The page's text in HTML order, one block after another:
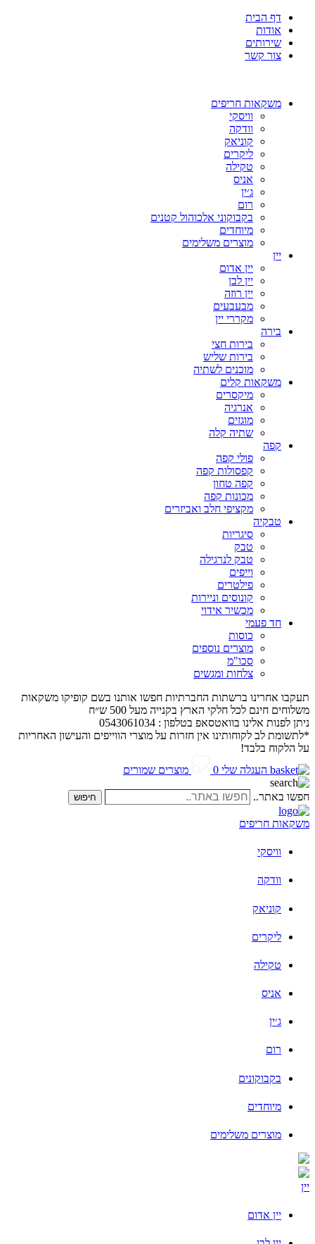
דף הבית
אודות
שירותים
צור קשר
משקאות חריפים
וויסקי
וודקה
קוניאק
ליקרים
טקילה
אניס
ג׳ין
רום
בקבוקוני אלכוהול קטנים
מיוחדים
מוצרים משלימים
יין
יין אדום
יין לבן
יין רוזה
מבעבעים
מקררי יין
בירה
בירות חצי
בירות שליש
מוכנים לשתיה
משקאות קלים
מיקסרים
אנרגיה
מוגזים
שתיה קלה
קפה
פולי קפה
קפסולות קפה
קפה טחון
מכונות קפה
מקציפי חלב ואביזרים
טבקיה
סיגריות
טבק
טבק לנרגילה
וייפים
פילטרים
קונוסים וניירות
מכשיר אידוי
חד פעמי
כוסות
מוצרים נוספים
סכו"מ
צלחות ומגשים
תעקבו אחרינו ברשתות החברתיות חפשו אותנו בשם קופיקו משקאות
משלוחים חינם לכל חלקי הארץ בקנייה מעל 500 ש״ח
ניתן לפנות אלינו בוואטסאפ בטלפון : 0543061034
*לתשומת לב לקוחותינו אין חזרות על מוצרי הווייפים והעישון האחריות
על הלקוח בלבד!
העגלה שלי 0 מוצרים שמורים
חפשו באתר.. חיפוש
משקאות חריפים
וויסקי
וודקה
קוניאק
ליקרים
טקילה
אניס
ג׳ין
רום
בקבוקונים
מיוחדים
מוצרים משלימים
יין
יין אדום